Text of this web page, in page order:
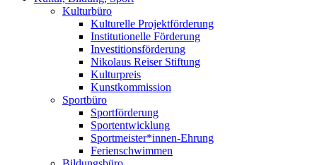
Kulturbüro
Kulturelle Projektförderung
Institutionelle Förderung
Investitionsförderung
Nikolaus Reiser Stiftung
Kulturpreis
Kunstkommission
Sportbüro
Sportförderung
Sportentwicklung
Sportmeister*innen-Ehrung
Ferienschwimmen